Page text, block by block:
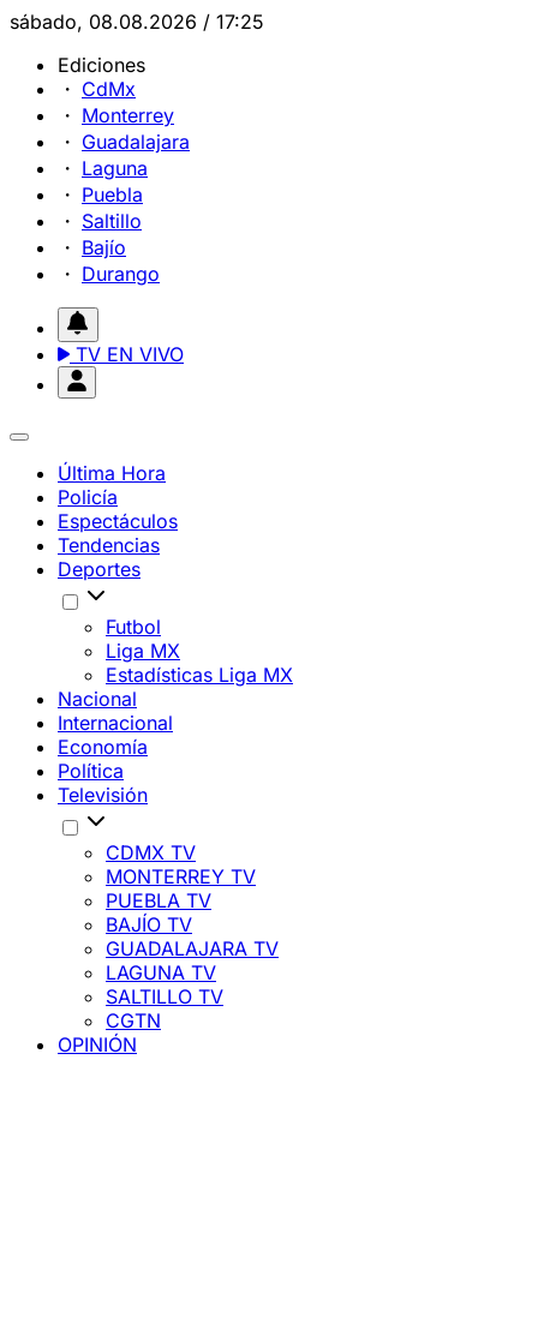
sábado, 08.08.2026 / 17:25
Ediciones
CdMx
Monterrey
Guadalajara
Laguna
Puebla
Saltillo
Bajío
Durango
TV EN VIVO
Última Hora
Policía
Espectáculos
Tendencias
Deportes
Futbol
Liga MX
Estadísticas Liga MX
Nacional
Internacional
Economía
Política
Televisión
CDMX TV
MONTERREY TV
PUEBLA TV
BAJÍO TV
GUADALAJARA TV
LAGUNA TV
SALTILLO TV
CGTN
OPINIÓN